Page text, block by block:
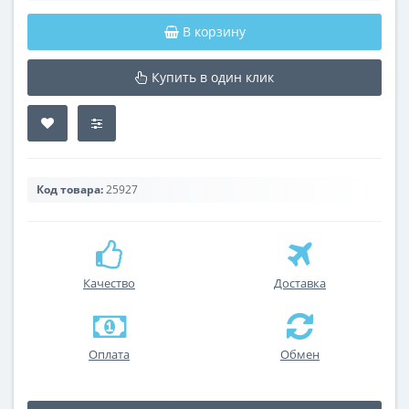
В корзину
Купить в один клик
Код товара:25927
Качество Доставка
Оплата Обмен